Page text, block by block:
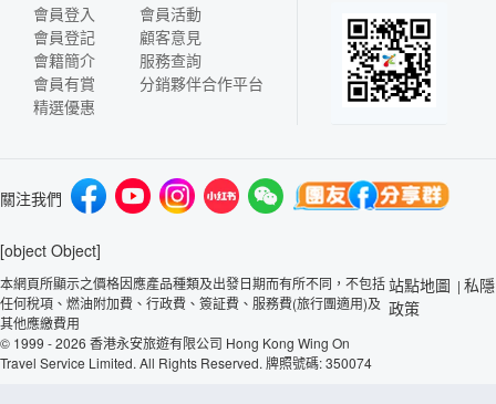
會員登入
會員登記
會籍簡介
會員有賞
精選優惠
會員活動
顧客意見
服務查詢
分銷夥伴合作平台
關注我們
[object Object]
本網頁所顯示之價格因應產品種類及出發日期而有所不同，不包括
任何稅項、燃油附加費、行政費、簽証費、服務費(旅行團適用)及
其他應繳費用
© 1999 - 2026 香港永安旅遊有限公司 Hong Kong Wing On
Travel Service Limited. All Rights Reserved. 牌照號碼: 350074
站點地圖 | 私隱
政策